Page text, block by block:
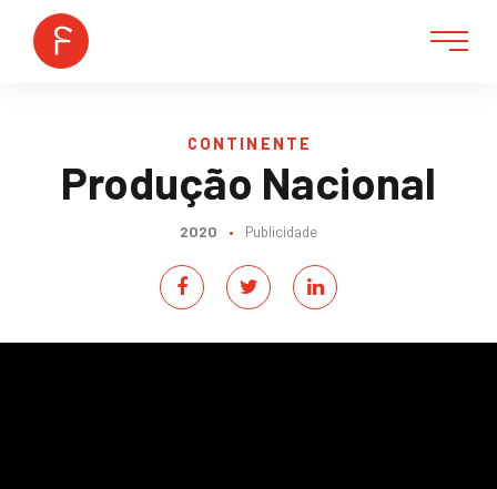
CONTINENTE
Produção Nacional
2020 • Publicidade